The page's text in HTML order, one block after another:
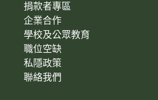
捐款者專區
企業合作
學校及公眾教育
職位空缺
私隱政策
聯絡我們